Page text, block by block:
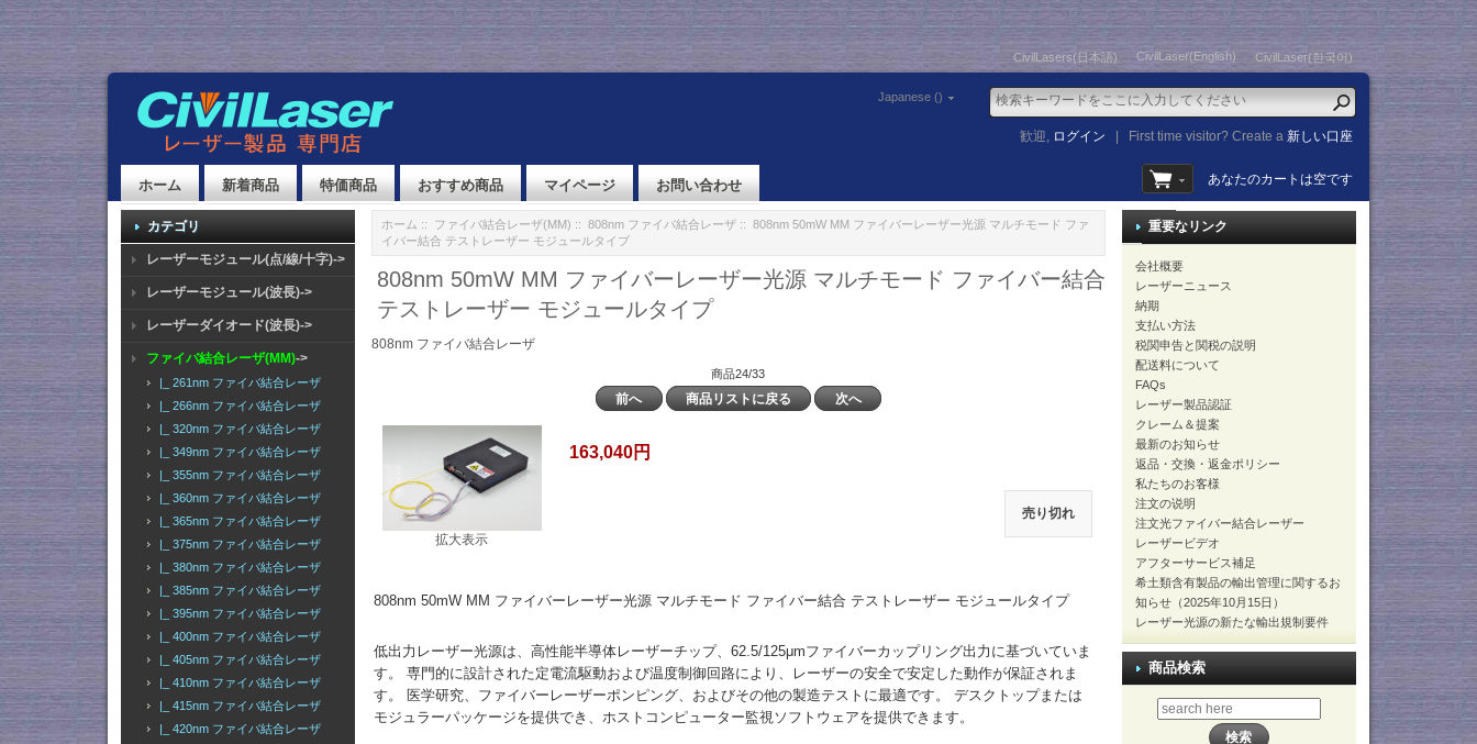
CivilLasers(日本語) CivilLaser(English) CivilLaser(한국어)
Japanese ()
歓迎, ログイン First time visitor? Create a新しい口座
ホーム 新着商品 特価商品 おすすめ商品 マイページ お問い合わせ あなたのカートは空です
カテゴリ
レーザーモジュール(点/線/十字)->
レーザーモジュール(波長)->
レーザーダイオード(波長)->
ファイバ結合レーザ(MM)->
|_ 261nm ファイバ結合レーザ
|_ 266nm ファイバ結合レーザ
|_ 320nm ファイバ結合レーザ
|_ 349nm ファイバ結合レーザ
|_ 355nm ファイバ結合レーザ
|_ 360nm ファイバ結合レーザ
|_ 365nm ファイバ結合レーザ
|_ 375nm ファイバ結合レーザ
|_ 380nm ファイバ結合レーザ
|_ 385nm ファイバ結合レーザ
|_ 395nm ファイバ結合レーザ
|_ 400nm ファイバ結合レーザ
|_ 405nm ファイバ結合レーザ
|_ 410nm ファイバ結合レーザ
|_ 415nm ファイバ結合レーザ
|_ 420nm ファイバ結合レーザ
ホーム :: ファイバ結合レーザ(MM) :: 808nm ファイバ結合レーザ:: 808nm 50mW MM ファイバーレーザー光源 マルチモード ファ
イバー結合 テストレーザー モジュールタイプ
808nm 50mW MM ファイバーレーザー光源 マルチモード ファイバー結合
テストレーザー モジュールタイプ
808nm ファイバ結合レーザ
商品24/33
前へ 商品リストに戻る 次へ
拡大表示
163,040円
売り切れ
808nm 50mW MM ファイバーレーザー光源 マルチモード ファイバー結合 テストレーザー モジュールタイプ
低出力レーザー光源は、高性能半導体レーザーチップ、62.5/125μmファイバーカップリング出力に基づいていま
す。 専門的に設計された定電流駆動および温度制御回路により、レーザーの安全で安定した動作が保証されま
す。 医学研究、ファイバーレーザーポンピング、およびその他の製造テストに最適です。 デスクトップまたは
モジュラーパッケージを提供でき、ホストコンピューター監視ソフトウェアを提供できます。
重要なリンク
会社概要
レーザーニュース
納期
支払い方法
税関申告と関税の説明
配送料について
FAQs
レーザー製品認証
クレーム＆提案
最新のお知らせ
返品・交換・返金ポリシー
私たちのお客様
注文の说明
注文光ファイバー結合レーザー
レーザービデオ
アフターサービス補足
希土類含有製品の輸出管理に関するお
知らせ（2025年10月15日）
レーザー光源の新たな輸出規制要件
商品検索